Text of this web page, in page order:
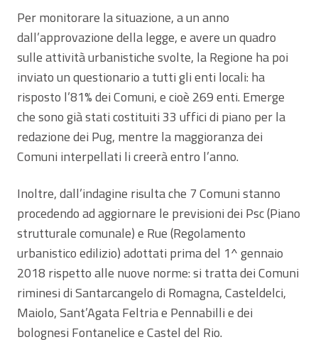
Per monitorare la situazione, a un anno
dall’approvazione della legge, e avere un quadro
sulle attività urbanistiche svolte, la Regione ha poi
inviato un questionario a tutti gli enti locali: ha
risposto l’81% dei Comuni, e cioè 269 enti. Emerge
che sono già stati costituiti 33 uffici di piano per la
redazione dei Pug, mentre la maggioranza dei
Comuni interpellati li creerà entro l’anno.
Inoltre, dall’indagine risulta che 7 Comuni stanno
procedendo ad aggiornare le previsioni dei Psc (Piano
strutturale comunale) e Rue (Regolamento
urbanistico edilizio) adottati prima del 1^ gennaio
2018 rispetto alle nuove norme: si tratta dei Comuni
riminesi di Santarcangelo di Romagna, Casteldelci,
Maiolo, Sant’Agata Feltria e Pennabilli e dei
bolognesi Fontanelice e Castel del Rio.